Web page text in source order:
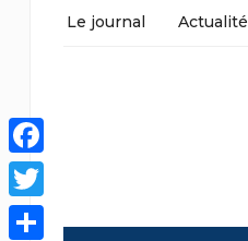
Le journal Actualité
Facebook
Twitter